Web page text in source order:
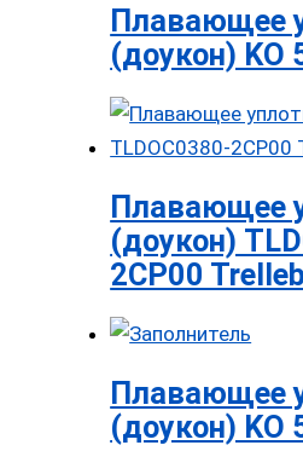
Плавающее
(доукон) KO
Плавающее
(доукон)
2CP00
Плавающее
(доукон) KO